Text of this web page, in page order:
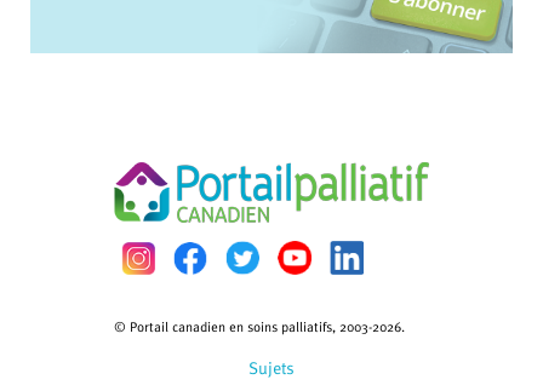
Sujets
© Portail canadien en soins palliatifs, 2003-2026.